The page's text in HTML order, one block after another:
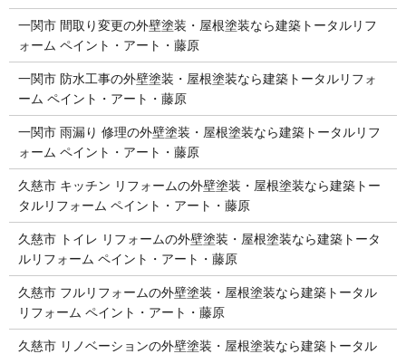
一関市 間取り変更の外壁塗装・屋根塗装なら建築トータルリフ
ォーム ペイント・アート・藤原
一関市 防水工事の外壁塗装・屋根塗装なら建築トータルリフォ
ーム ペイント・アート・藤原
一関市 雨漏り 修理の外壁塗装・屋根塗装なら建築トータルリフ
ォーム ペイント・アート・藤原
久慈市 キッチン リフォームの外壁塗装・屋根塗装なら建築トー
タルリフォーム ペイント・アート・藤原
久慈市 トイレ リフォームの外壁塗装・屋根塗装なら建築トータ
ルリフォーム ペイント・アート・藤原
久慈市 フルリフォームの外壁塗装・屋根塗装なら建築トータル
リフォーム ペイント・アート・藤原
久慈市 リノベーションの外壁塗装・屋根塗装なら建築トータル